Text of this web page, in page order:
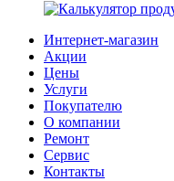
Интернет-магазин
Акции
Цены
Услуги
Покупателю
О компании
Ремонт
Сервис
Контакты